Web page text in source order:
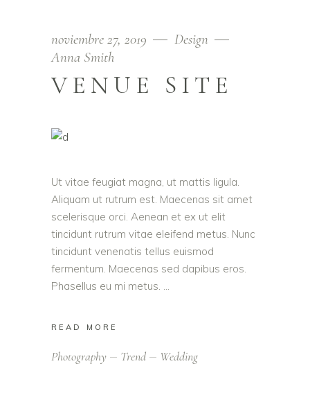
noviembre 27, 2019
Design
Anna Smith
VENUE SITE
Ut vitae feugiat magna, ut mattis ligula.
Aliquam ut rutrum est. Maecenas sit amet
scelerisque orci. Aenean et ex ut elit
tincidunt rutrum vitae eleifend metus. Nunc
tincidunt venenatis tellus euismod
fermentum. Maecenas sed dapibus eros.
Phasellus eu mi metus.
READ MORE
Photography Trend Wedding